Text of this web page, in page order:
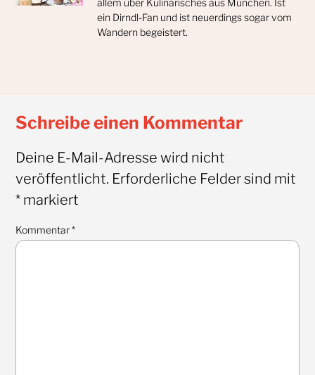
allem über Kulinarisches aus München. Ist
ein Dirndl-Fan und ist neuerdings sogar vom
Wandern begeistert.
Schreibe einen Kommentar
Deine E-Mail-Adresse wird nicht
veröffentlicht. Erforderliche Felder sind mit
*markiert
Kommentar*